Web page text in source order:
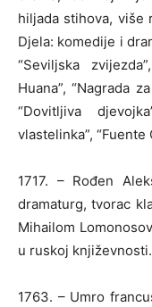
hiljada stihova, više
Djela: komedije i
“Seviljska
Huana”, “Nagrada
“Dovitljiva
vlastelinka”, “Fuente
1717. – Rođen
dramaturg, tvorac
Mihailom
u ruskoj književnosti.
1763. – Umro